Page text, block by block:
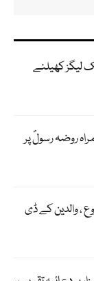
لیگز کھیلنے
روضہ رسولؐ پر
، والدین کے ڈی